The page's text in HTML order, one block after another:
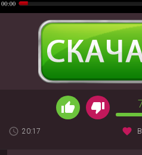
20:17